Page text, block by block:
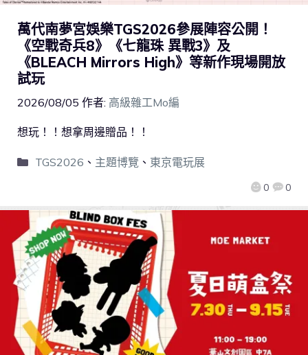
萬代南夢宮娛樂TGS2026參展陣容公開！
《空戰奇兵8》《七龍珠 異戰3》及
《BLEACH Mirrors High》等新作現場開放
試玩
2026/08/05 作者: 高級雜工Mo編
0 0
想玩！！想拿周邊贈品！！
TGS2026 、 主題博覽 、 東京電玩展